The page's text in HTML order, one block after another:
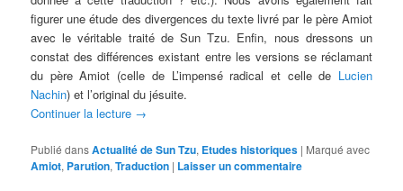
figurer une étude des divergences du texte livré par le père Amiot
avec le véritable traité de Sun Tzu. Enfin, nous dressons un
constat des différences existant entre les versions se réclamant
du père Amiot (celle de L’impensé radical et celle de Lucien
Nachin) et l’original du jésuite.
Continuer la lecture →
Publié dansActualité de Sun Tzu, Etudes historiques | Marqué avec
Amiot, Parution,Traduction | Laisser un commentaire